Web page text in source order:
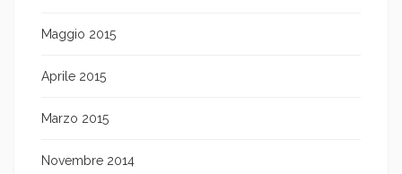
Maggio 2015
Aprile 2015
Marzo 2015
Novembre 2014